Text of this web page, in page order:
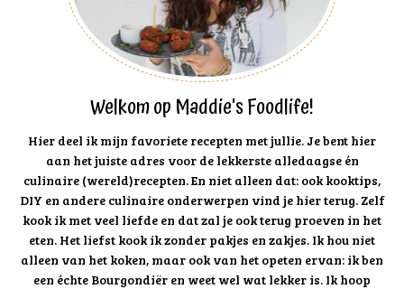
Welkom op Maddie's Foodlife!
Hier deel ik mijn favoriete recepten met jullie. Je bent hier
aan het juiste adres voor de lekkerste alledaagse én
culinaire (wereld)recepten. En niet alleen dat: ook kooktips,
DIY en andere culinaire onderwerpen vind je hier terug. Zelf
kook ik met veel liefde en dat zal je ook terug proeven in het
eten. Het liefst kook ik zonder pakjes en zakjes. Ik hou niet
alleen van het koken, maar ook van het opeten ervan: ik ben
een échte Bourgondiër en weet wel wat lekker is. Ik hoop